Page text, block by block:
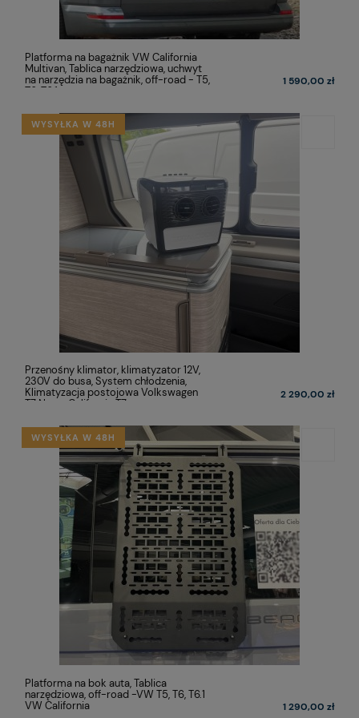
Platforma na bagażnik VW California
Multivan, Tablica narzędziowa, uchwyt
na narzędzia na bagażnik, off-road - T5,
T6, T6.1
1 590,00 zł
Przenośny klimator, klimatyzator 12V,
230V do busa, System chłodzenia,
Klimatyzacja postojowa Volkswagen
T7 Nowa California T7
2 290,00 zł
WYSYŁKA W 48H
Platforma na bok auta, Tablica
narzędziowa, off-road -VW T5, T6, T6.1
VW California
1 290,00 zł
WYSYŁKA W 48H